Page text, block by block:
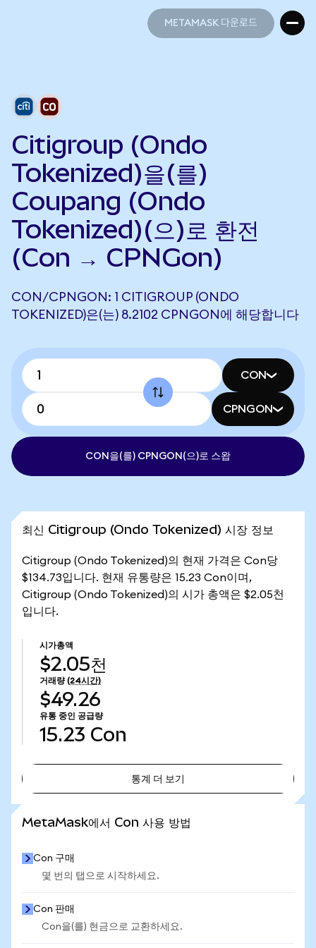
METAMASK 다운로드
Citigroup (Ondo
Tokenized)을(를)
Coupang (Ondo
Tokenized)(으)로 환전
(Con → CPNGon)
CON/CPNGON: 1 CITIGROUP (ONDO
TOKENIZED)은(는) 8.2102 CPNGON에 해당합니다
CON
CPNGON
CON을(를) CPNGON(으)로 스왑
최신 Citigroup (Ondo Tokenized) 시장 정보
Citigroup (Ondo Tokenized)의 현재 가격은 Con당
$134.73입니다. 현재 유통량은 15.23 Con이며,
Citigroup (Ondo Tokenized)의 시가 총액은 $2.05천
입니다.
시가총액
$2.05천
거래량 (24시간)
$49.26
유통 중인 공급량
15.23 Con
통계 더 보기
MetaMask에서 Con 사용 방법
Con 구매
몇 번의 탭으로 시작하세요.
Con 판매
Con을(를) 현금으로 교환하세요.